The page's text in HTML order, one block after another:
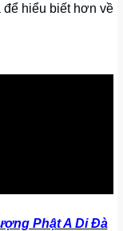
để hiểu biết hơn về
Phật A Di Đà